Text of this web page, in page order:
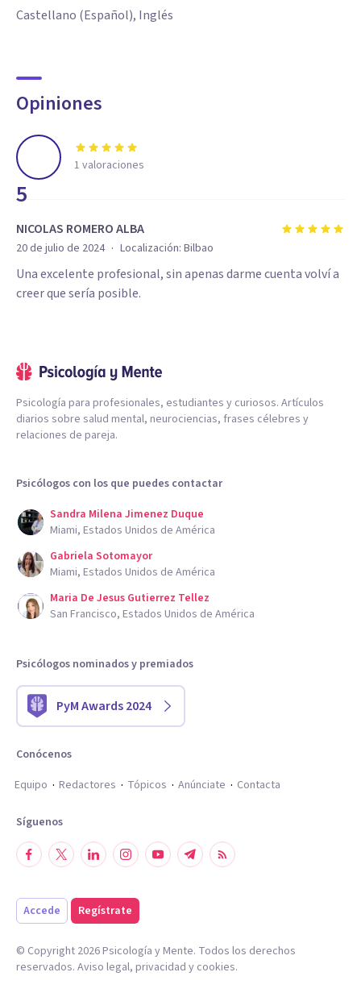
Castellano (Español), Inglés
Opiniones
5
1 valoraciones
NICOLAS ROMERO ALBA
20 de julio de 2024 · Localización: Bilbao
Una excelente profesional, sin apenas darme cuenta volví a
creer que sería posible.
Psicología para profesionales, estudiantes y curiosos. Artículos
diarios sobre salud mental, neurociencias, frases célebres y
relaciones de pareja.
Psicólogos con los que puedes contactar
Sandra Milena Jimenez Duque
Miami, Estados Unidos de América
Gabriela Sotomayor
Miami, Estados Unidos de América
Maria De Jesus Gutierrez Tellez
San Francisco, Estados Unidos de América
Psicólogos nominados y premiados
PyM Awards 2024
Conócenos
Equipo
Redactores Tópicos Anúnciate Contacta
Síguenos
Accede Regístrate
© Copyright 2026Psicología y Mente. Todos los derechos
reservados. Aviso legal, privacidad y cookies.